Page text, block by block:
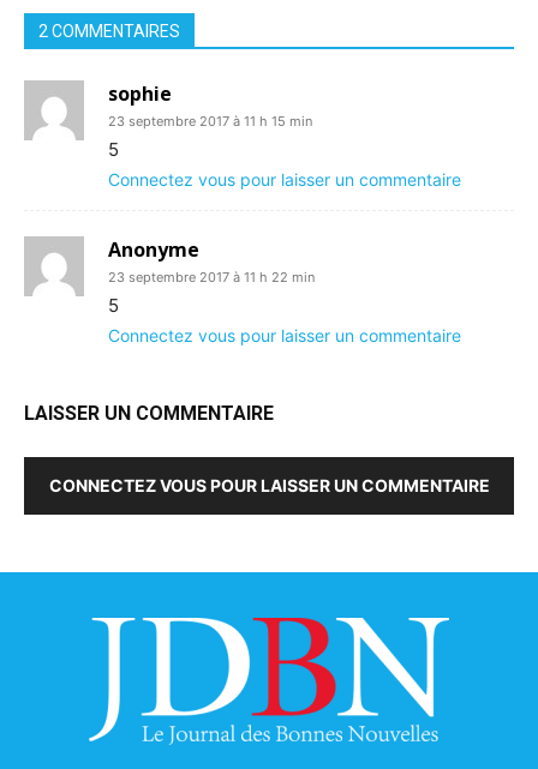
2 COMMENTAIRES
sophie
23 septembre 2017 à 11 h 15 min
5
Connectez vous pour laisser un commentaire
Anonyme
23 septembre 2017 à 11 h 22 min
5
Connectez vous pour laisser un commentaire
LAISSER UN COMMENTAIRE
CONNECTEZ VOUS POUR LAISSER UN COMMENTAIRE